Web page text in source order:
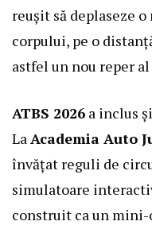
reușit să deplaseze
corpului, pe o
astfel un nou reper
ATBS 2026 a inclus
La Academia Auto
învățat reguli de
simulatoare
construit ca un mini-